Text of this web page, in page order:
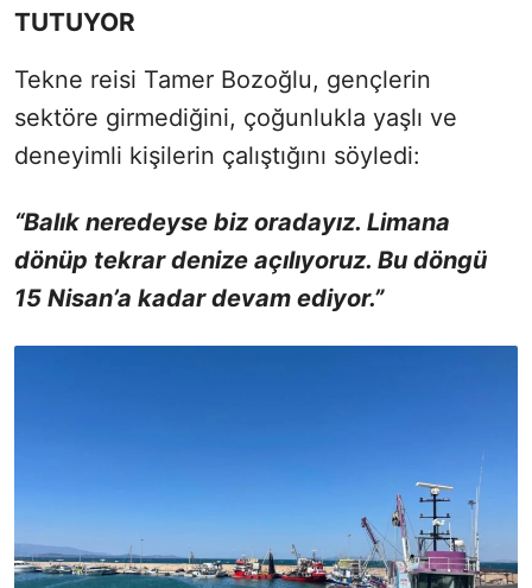
TUTUYOR
Tekne reisi Tamer Bozoğlu, gençlerin
sektöre girmediğini, çoğunlukla yaşlı ve
deneyimli kişilerin çalıştığını söyledi:
“Balık neredeyse biz oradayız. Limana
dönüp tekrar denize açılıyoruz. Bu döngü
15 Nisan’a kadar devam ediyor.”